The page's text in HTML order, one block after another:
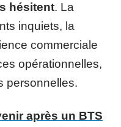
hésitent. La
inquiets, la
commerciale
opérationnelles,
personnelles.
après un BTS